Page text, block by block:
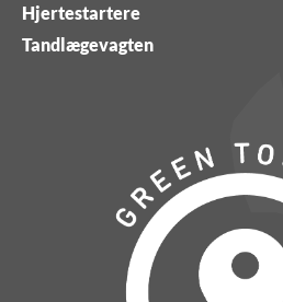
Hjertestartere
Tandlægevagten